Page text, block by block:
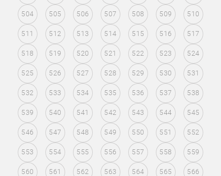
504 505 506 507 508 509 510
511 512 513 514 515 516 517
518 519 520 521 522 523 524
525 526 527 528 529 530 531
532 533 534 535 536 537 538
539 540 541 542 543 544 545
546 547 548 549 550 551 552
553 554 555 556 557 558 559
560 561 562 563 564 565 566